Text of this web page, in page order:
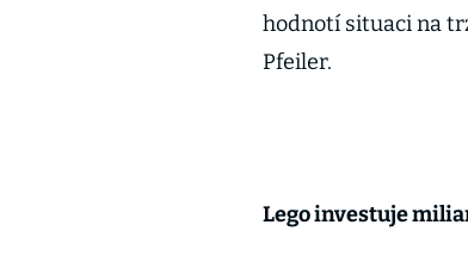
hodnotí situaci na
Pfeiler.
Lego investuje